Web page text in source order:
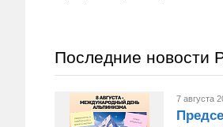
Последние новости
7 августа